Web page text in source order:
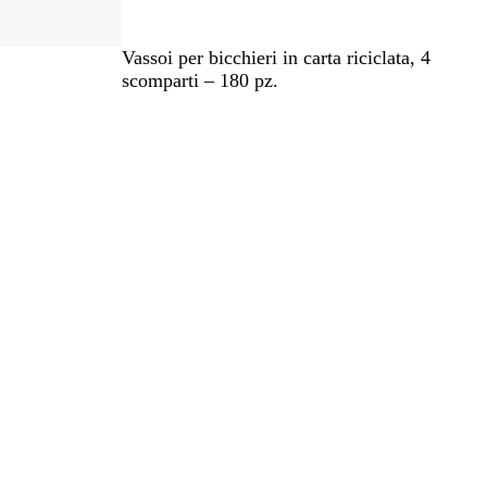
M
a
Vassoi per bicchieri in carta riciclata, 4
scomparti – 180 pz.